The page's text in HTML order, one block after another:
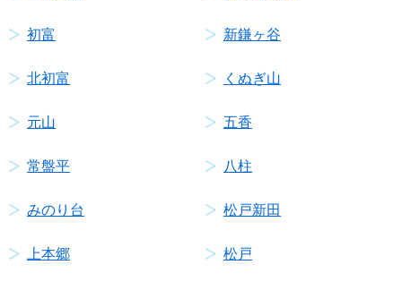
初富 新鎌ヶ谷
北初富 くぬぎ山
元山 五香
常盤平 八柱
みのり台 松戸新田
上本郷 松戸